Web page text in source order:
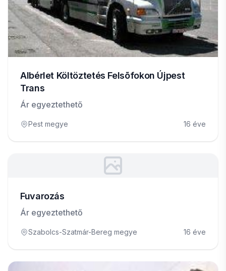
Albérlet Költöztetés Felsõfokon Újpest
Trans
Ár egyeztethető
Pest megye 16 éve
Fuvarozás
Ár egyeztethető
Szabolcs-Szatmár-Bereg megye 16 éve